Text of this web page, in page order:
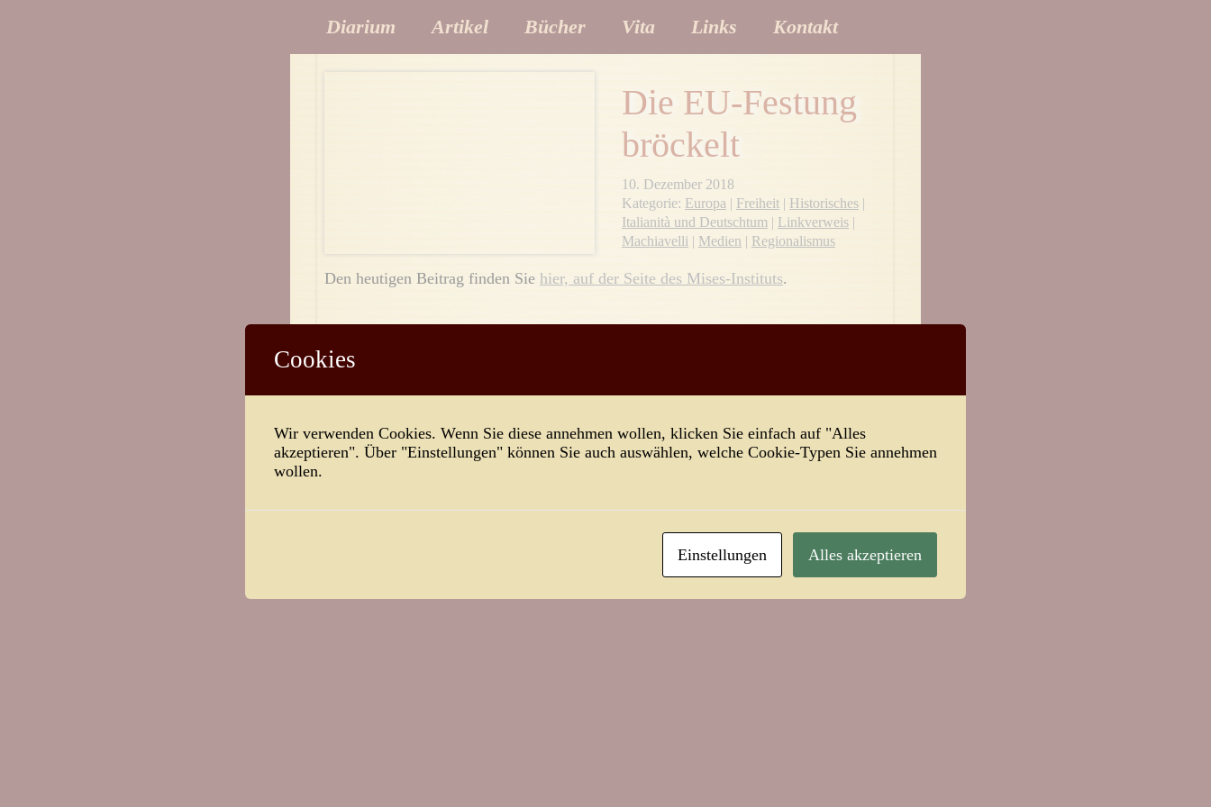
Diarium Artikel Bücher Vita Links Kontakt
Die EU-Festung
bröckelt
10. Dezember 2018
Kategorie: Europa | Freiheit | Historisches |
Italianità und Deutschtum | Linkverweis |
Machiavelli | Medien | Regionalismus
Den heutigen Beitrag finden Sie hier, auf der Seite des Mises-Instituts.
Teilen
Die Kommentare sind geschlossen.
Steh auf, Jerusalem, und steig auf die Höhe! Salvinis Machiavell
Cookies
Wir verwenden Cookies. Wenn Sie diese annehmen wollen, klicken Sie einfach auf "Alles
akzeptieren". Über "Einstellungen" können Sie auch auswählen, welche Cookie-Typen Sie annehmen
wollen.
Einstellungen Alles akzeptieren